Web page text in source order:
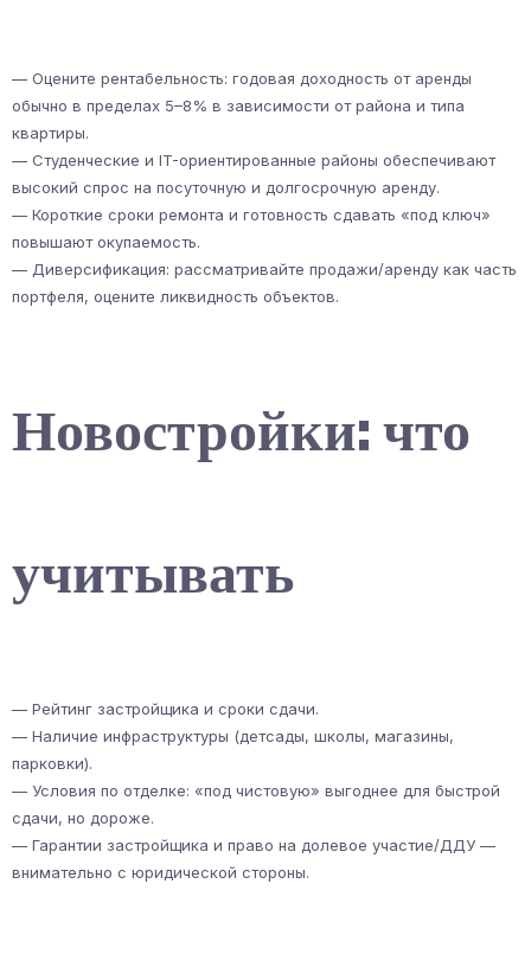
— Оцените рентабельность: годовая доходность от аренды
обычно в пределах 5–8% в зависимости от района и типа
квартиры.
— Студенческие и IT-ориентированные районы обеспечивают
высокий спрос на посуточную и долгосрочную аренду.
— Короткие сроки ремонта и готовность сдавать «под ключ»
повышают окупаемость.
— Диверсификация: рассматривайте продажи/аренду как часть
портфеля, оцените ликвидность объектов.
Новостройки: что
учитывать
— Рейтинг застройщика и сроки сдачи.
— Наличие инфраструктуры (детсады, школы, магазины,
парковки).
— Условия по отделке: «под чистовую» выгоднее для быстрой
сдачи, но дороже.
— Гарантии застройщика и право на долевое участие/ДДУ —
внимательно с юридической стороны.